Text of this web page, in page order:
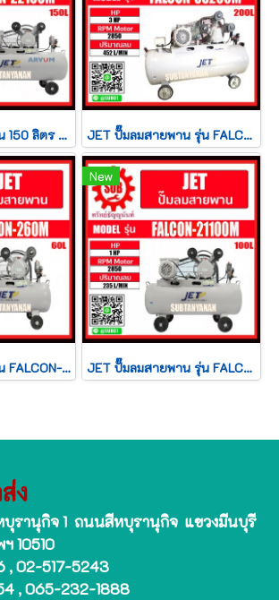
JET ปั๊มลมสายพาน 150 ลิตร รุ่น FALCON-22150M JET ปั๊มลมสายพาน รุ่น FALCON-33200M ปั๊มลม 200ลิตร ปั๊มลม ปั๊มลมไฟฟ้า ปั้มลมสายพาน ปั้มลม ปั้มลมไฟฟ้า puma
JET ปั๊มลมสายพาน FALCON-260M 1/2HP ถัง 60 ลิตร
New
JET ปั๊มลมสายพาน รุ่น FALCON-21100M ปั๊มลม 100 ลิตร เต็ม ปั๊มลม ปั๊มลมไฟฟ้า jet ปั้มลมสายพาน ปั้มลม ปั้มลมไฟฟ้า PUMA 4.8
ง
รานุกิจ 1 ถนนสีหบุรานุกิจ แขวงมีนบุรี
10510
, 02-517-5243
, 065-232-1888